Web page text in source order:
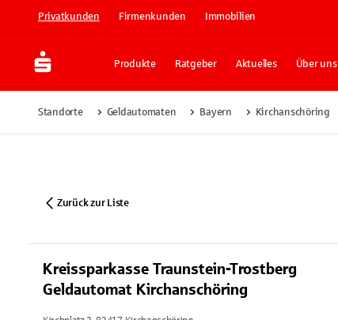
Privatkunden Firmenkunden Immobilien
Produkte Ratgeber Aktuelles Über uns
Standorte Geldautomaten Bayern Kirchanschöring
Zurück zur Liste
Kreissparkasse Traunstein-Trostberg
Geldautomat Kirchanschöring